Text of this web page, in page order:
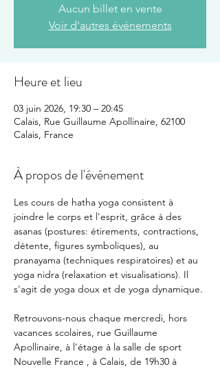
Aucun billet en vente
Voir d'autres événements
Heure et lieu
03 juin 2026, 19:30 – 20:45
Calais, Rue Guillaume Apollinaire, 62100
Calais, France
À propos de l'événement
Les cours de hatha yoga consistent à
joindre le corps et l'esprit, grâce à des
asanas (postures: étirements, contractions,
détente, figures symboliques), au
pranayama (techniques respiratoires) et au
yoga nidra (relaxation et visualisations). Il
s'agit de yoga doux et de yoga dynamique.
Retrouvons-nous chaque mercredi, hors
vacances scolaires, rue Guillaume
Apollinaire, à l'étage à la salle de sport
Nouvelle France , à Calais, de 19h30 à